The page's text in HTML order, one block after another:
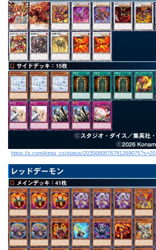
https://x.com/kinta_cs/status/2035680876781269075?s=20